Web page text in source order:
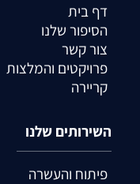
דף בית
הסיפור שלנו
צור קשר
פרויקטים והמלצות
קריירה
השירותים שלנו
פיתוח והעשרה